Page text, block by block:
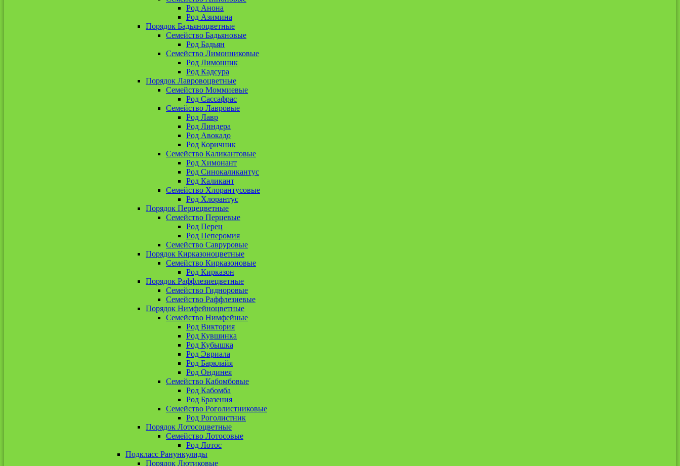
Род Анона
Род Азимина
Порядок Бадьяноцветные
Семейство Бадьяновые
Род Бадьян
Семейство Лимонниковые
Род Лимонник
Род Кадсура
Порядок Лавровоцветные
Семейство Моммиевые
Род Сассафрас
Семейство Лавровые
Род Лавр
Род Линдера
Род Авокадо
Род Коричник
Семейство Каликантовые
Род Химонант
Род Синокаликантус
Род Каликант
Семейство Хлорантусовые
Род Хлорантус
Порядок Перцецветные
Семейство Перцевые
Род Перец
Род Пеперомия
Семейство Савруровые
Порядок Кирказоноцветные
Семейство Кирказоновые
Род Кирказон
Порядок Раффлезиецветные
Семейство Гидноровые
Семейство Раффлезиевые
Порядок Нимфейноцветные
Семейство Нимфейные
Род Виктория
Род Кувшинка
Род Кубышка
Род Эвриала
Род Барклайя
Род Ондинея
Семейство Кабомбовые
Род Кабомба
Род Бразения
Семейство Роголистниковые
Род Роголистник
Порядок Лотосоцветные
Семейство Лотосовые
Род Лотос
Подкласс Ранункулиды
Порядок Лютиковые